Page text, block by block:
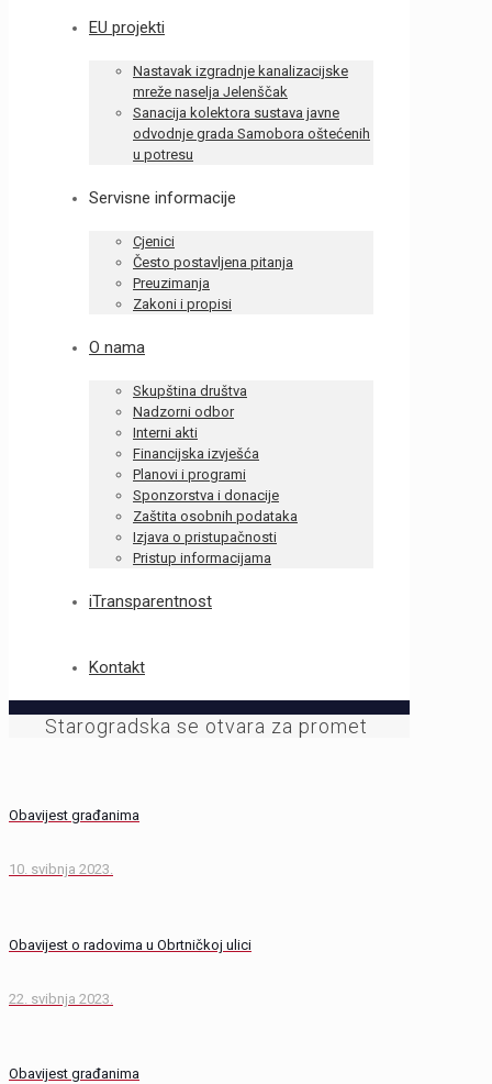
EU projekti
Nastavak izgradnje kanalizacijske
mreže naselja Jelenščak
Sanacija kolektora sustava javne
odvodnje grada Samobora oštećenih
u potresu
Servisne informacije
Cjenici
Često postavljena pitanja
Preuzimanja
Zakoni i propisi
O nama
Skupština društva
Nadzorni odbor
Interni akti
Financijska izvješća
Planovi i programi
Sponzorstva i donacije
Zaštita osobnih podataka
Izjava o pristupačnosti
Pristup informacijama
iTransparentnost
Kontakt
Starogradska se otvara za promet
Obavijest građanima
10. svibnja 2023.
Obavijest o radovima u Obrtničkoj ulici
22. svibnja 2023.
Obavijest građanima